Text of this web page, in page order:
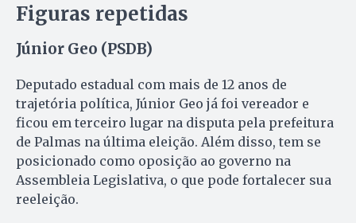
Figuras repetidas
Júnior Geo (PSDB)
Deputado estadual com mais de 12 anos de
trajetória política, Júnior Geo já foi vereador e
ficou em terceiro lugar na disputa pela prefeitura
de Palmas na última eleição. Além disso, tem se
posicionado como oposição ao governo na
Assembleia Legislativa, o que pode fortalecer sua
reeleição.